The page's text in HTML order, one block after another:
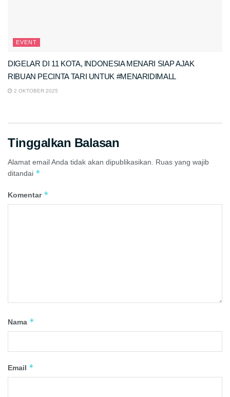
EVENT
DIGELAR DI 11 KOTA, INDONESIA MENARI SIAP AJAK
RIBUAN PECINTA TARI UNTUK #MENARIDIMALL
2 OKTOBER 2025
Tinggalkan Balasan
Alamat email Anda tidak akan dipublikasikan. Ruas yang wajib
ditandai *
Komentar *
Nama *
Email *